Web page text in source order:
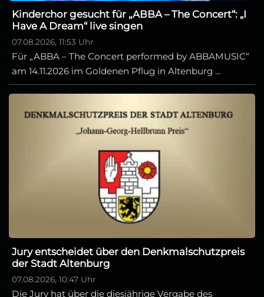
Kinderchor gesucht für „ABBA – The Concert“: „I
Have A Dream“ live singen
07.08.2026, 11:53 Uhr
Für „ABBA – The Concert performed by ABBAMUSIC“
am 14.11.2026 im Goldenen Pflug in Altenburg ...
Jury entscheidet über den Denkmalschutzpreis
der Stadt Altenburg
07.08.2026, 10:47 Uhr
Die Jury hat über die diesjährige Vergabe des